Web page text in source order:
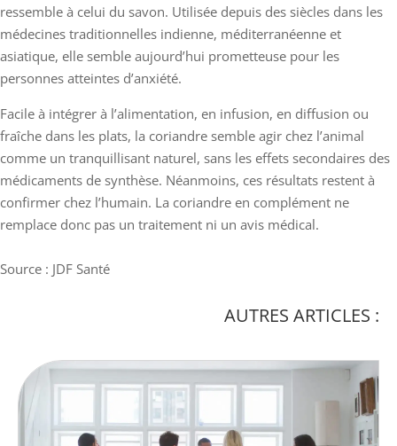
ressemble à celui du savon. Utilisée depuis des siècles dans les
médecines traditionnelles indienne, méditerranéenne et
asiatique, elle semble aujourd’hui prometteuse pour les
personnes atteintes d’anxiété.
Facile à intégrer à l’alimentation, en infusion, en diffusion ou
fraîche dans les plats, la coriandre semble agir chez l’animal
comme un tranquillisant naturel, sans les effets secondaires des
médicaments de synthèse. Néanmoins, ces résultats restent à
confirmer chez l’humain. La coriandre en complément ne
remplace donc pas un traitement ni un avis médical.
Source : JDF Santé
AUTRES ARTICLES :